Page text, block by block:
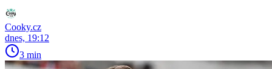
Cooky.cz
dnes, 19:12
3 min